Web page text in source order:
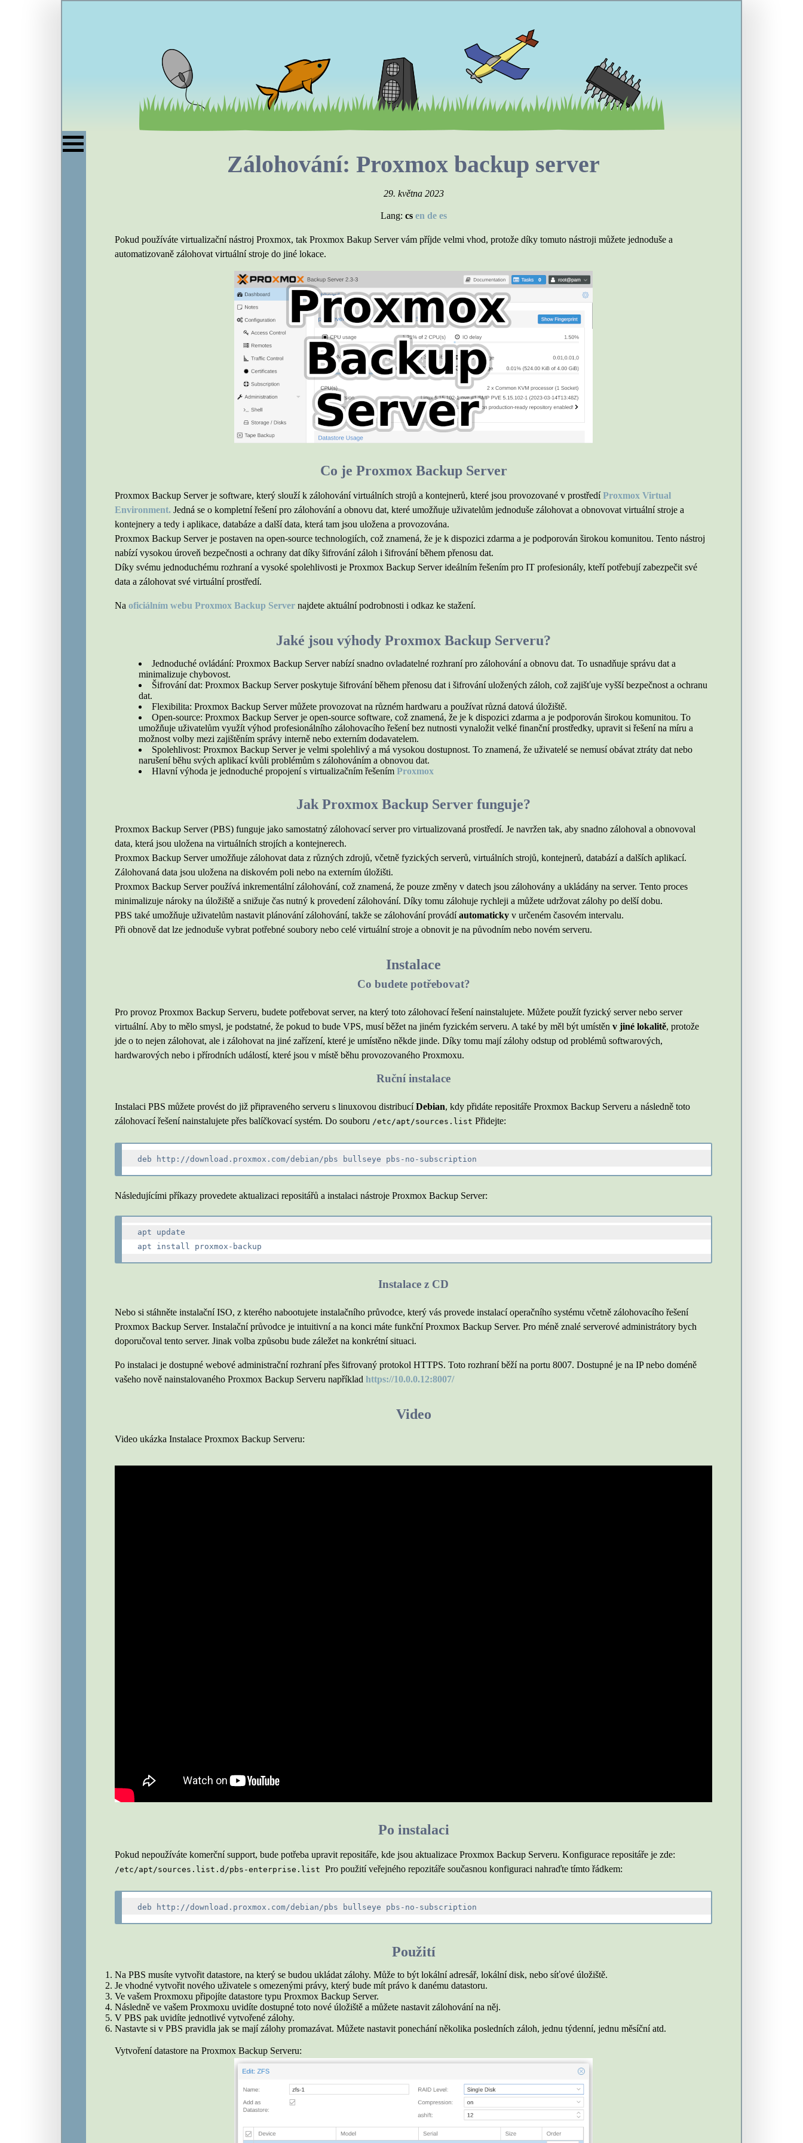
Zálohování: Proxmox backup server
29. května 2023
Lang: cs en de es
Pokud používáte virtualizační nástroj Proxmox, tak Proxmox Bakup Server vám příjde velmi vhod, protože díky tomuto nástroji můžete jednoduše a
automatizovaně zálohovat virtuální stroje do jiné lokace.
Co je Proxmox Backup Server
Proxmox Backup Server je software, který slouží k zálohování virtuálních strojů a kontejnerů, které jsou provozované v prostředíProxmox Virtual
Environment. Jedná se o kompletní řešení pro zálohování a obnovu dat, které umožňuje uživatelům jednoduše zálohovat a obnovovat virtuální stroje a
kontejnery a tedy i aplikace, databáze a další data, která tam jsou uložena a provozována.
Proxmox Backup Server je postaven na open-source technologiích, což znamená, že je k dispozici zdarma a je podporován širokou komunitou. Tento nástroj
nabízí vysokou úroveň bezpečnosti a ochrany dat díky šifrování záloh i šifrování během přenosu dat.
Díky svému jednoduchému rozhraní a vysoké spolehlivosti je Proxmox Backup Server ideálním řešením pro IT profesionály, kteří potřebují zabezpečit své
data a zálohovat své virtuální prostředí.
Na oficiálním webu Proxmox Backup Server najdete aktuální podrobnosti i odkaz ke stažení.
Jaké jsou výhody Proxmox Backup Serveru?
Jednoduché ovládání: Proxmox Backup Server nabízí snadno ovladatelné rozhraní pro zálohování a obnovu dat. To usnadňuje správu dat a
minimalizuje chybovost.
Šifrování dat: Proxmox Backup Server poskytuje šifrování během přenosu dat i šifrování uložených záloh, což zajišťuje vyšší bezpečnost a ochranu
dat.
Flexibilita: Proxmox Backup Server můžete provozovat na různém hardwaru a používat různá datová úložiště.
Open-source: Proxmox Backup Server je open-source software, což znamená, že je k dispozici zdarma a je podporován širokou komunitou. To
umožňuje uživatelům využít výhod profesionálního zálohovacího řešení bez nutnosti vynaložit velké finanční prostředky, upravit si řešení na míru a
možnost volby mezi zajištěním správy interně nebo externím dodavatelem.
Spolehlivost: Proxmox Backup Server je velmi spolehlivý a má vysokou dostupnost. To znamená, že uživatelé se nemusí obávat ztráty dat nebo
narušení běhu svých aplikací kvůli problémům s zálohováním a obnovou dat.
Hlavní výhoda je jednoduché propojení s virtualizačním řešením Proxmox
Jak Proxmox Backup Server funguje?
Proxmox Backup Server (PBS) funguje jako samostatný zálohovací server pro virtualizovaná prostředí. Je navržen tak, aby snadno zálohoval a obnovoval
data, která jsou uložena na virtuálních strojích a kontejnerech.
Proxmox Backup Server umožňuje zálohovat data z různých zdrojů, včetně fyzických serverů, virtuálních strojů, kontejnerů, databází a dalších aplikací.
Zálohovaná data jsou uložena na diskovém poli nebo na externím úložišti.
Proxmox Backup Server používá inkrementální zálohování, což znamená, že pouze změny v datech jsou zálohovány a ukládány na server. Tento proces
minimalizuje nároky na úložiště a snižuje čas nutný k provedení zálohování. Díky tomu zálohuje rychleji a můžete udržovat zálohy po delší dobu.
PBS také umožňuje uživatelům nastavit plánování zálohování, takže se zálohování provádíautomaticky v určeném časovém intervalu.
Při obnově dat lze jednoduše vybrat potřebné soubory nebo celé virtuální stroje a obnovit je na původním nebo novém serveru.
Instalace
Co budete potřebovat?
Pro provoz Proxmox Backup Serveru, budete potřebovat server, na který toto zálohovací řešení nainstalujete. Můžete použít fyzický server nebo server
virtuální. Aby to mělo smysl, je podstatné, že pokud to bude VPS, musí běžet na jiném fyzickém serveru. A také by měl být umístěn v jiné lokalitě, protože
jde o to nejen zálohovat, ale i zálohovat na jiné zařízení, které je umístěno někde jinde. Díky tomu mají zálohy odstup od problémů softwarových,
hardwarových nebo i přírodních událostí, které jsou v místě běhu provozovaného Proxmoxu.
Ruční instalace
Instalaci PBS můžete provést do již připraveného serveru s linuxovou distribucíDebian, kdy přidáte repositáře Proxmox Backup Serveru a následně toto
zálohovací řešení nainstalujete přes balíčkovací systém. Do souboru /etc/apt/sources.list Přidejte:
Následujícími příkazy provedete aktualizaci repositářů a instalaci nástroje Proxmox Backup Server:
apt update
Instalace z CD
Nebo si stáhněte instalační ISO, z kterého nabootujete instalačního průvodce, který vás provede instalací operačního systému včetně zálohovacího řešení
Proxmox Backup Server. Instalační průvodce je intuitivní a na konci máte funkční Proxmox Backup Server. Pro méně znalé serverové administrátory bych
doporučoval tento server. Jinak volba způsobu bude záležet na konkrétní situaci.
Po instalaci je dostupné webové administrační rozhraní přes šifrovaný protokol HTTPS. Toto rozhraní běží na portu 8007. Dostupné je na IP nebo doméně
vašeho nově nainstalovaného Proxmox Backup Serveru například https://10.0.0.12:8007/
Video
Video ukázka Instalace Proxmox Backup Serveru:
Po instalaci
Pokud nepoužíváte komerční support, bude potřeba upravit repositáře, kde jsou aktualizace Proxmox Backup Serveru. Konfigurace repositáře je zde:
/etc/apt/sources.list.d/pbs-enterprise.list Pro použití veřejného repozitáře současnou konfiguraci nahraďte tímto řádkem:
Použití
Na PBS musíte vytvořit datastore, na který se budou ukládat zálohy. Může to být lokální adresář, lokální disk, nebo síťové úložiště.
Je vhodné vytvořit nového uživatele s omezenými právy, který bude mít právo k danému datastoru.
Ve vašem Proxmoxu připojíte datastore typu Proxmox Backup Server.
Následně ve vašem Proxmoxu uvidíte dostupné toto nové úložiště a můžete nastavit zálohování na něj.
V PBS pak uvidíte jednotlivé vytvořené zálohy.
Nastavte si v PBS pravidla jak se mají zálohy promazávat. Můžete nastavit ponechání několika posledních záloh, jednu týdenní, jednu měsíční atd.
Vytvoření datastore na Proxmox Backup Serveru: